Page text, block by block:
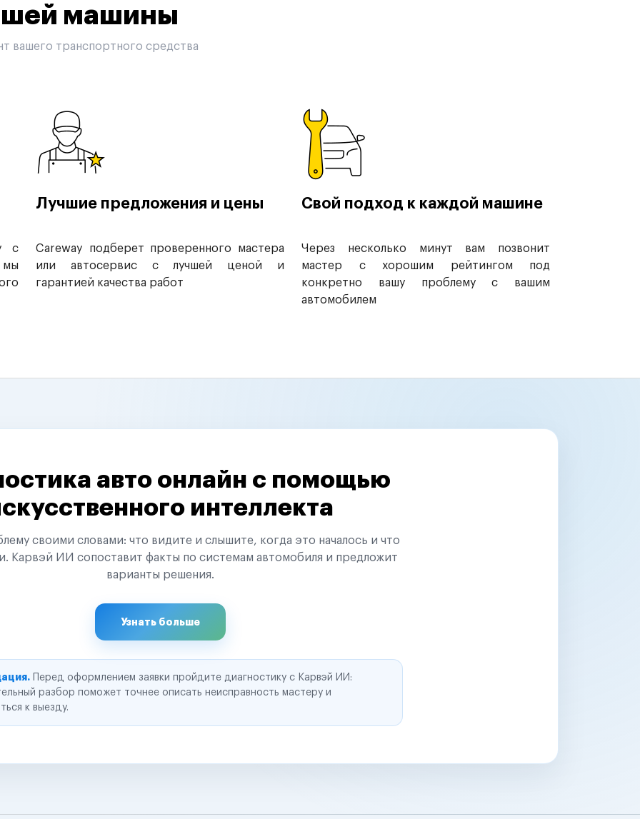
машины
вашего транспортного средства
с
мы
Лучшие предложения и цены
Careway подберет проверенного мастера
или автосервис с лучшей ценой и
гарантией качества работ
Свой подход к каждой машине
Через несколько минут вам позвонит
мастер с хорошим рейтингом под
конкретно вашу проблему с вашим
автомобилем
авто онлайн с помощью
интеллекта
своими словами: что видите и слышите, когда это началось и что
Карвэй ИИ сопоставит факты по системам автомобиля и предложит
варианты решения.
Узнать больше
Перед оформлением заявки пройдите диагностику с Карвэй ИИ:
разбор поможет точнее описать неисправность мастеру и
к выезду.